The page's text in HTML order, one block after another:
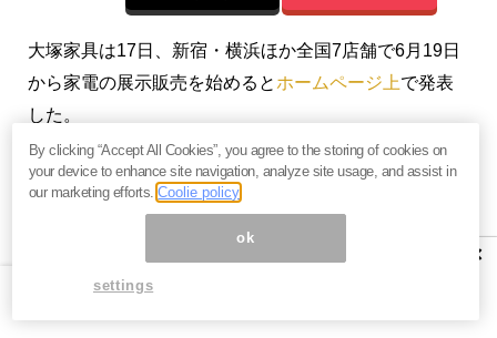
大塚家具は17日、新宿・横浜ほか全国7店舗で6月19日
から家電の展示販売を始めると ホームページ上で発表
した。
親会社である「ヤマダ電機」とのコラボにより実現し
たもので、大塚家具は家電の本格販売に乗り出した理
由として、「消費者は住宅取得や結婚に際し、家具・
インテリアと同額以上の家電を購入しています。ま
た、こうした住宅取得や結婚を機にした家具・インテ
リアの購入は当社店舗売上の約3分の1を占めていま
×
By clicking “Accept All Cookies”, you agree to the storing of cookies on
your device to enhance site navigation, analyze site usage, and assist in
our marketing efforts.Coolie policy
ok
settings